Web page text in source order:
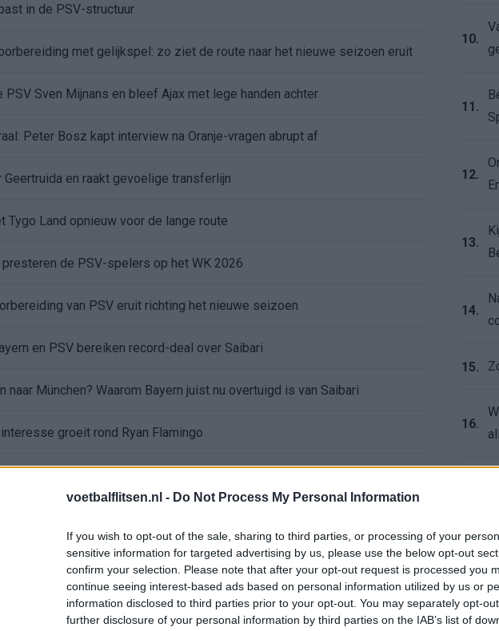
voetbalflitsen.nl - Do Not Process My Personal Information
If you wish to opt-out of the sale, sharing to third parties, or processing of your
sensitive information for targeted advertising by us, please use the below opt-out
confirm your selection. Please note that after your opt-out request is processed you
continue seeing interest-based ads based on personal information utilized by us or
information disclosed to third parties prior to your opt-out. You may separately opt-
further disclosure of your personal information by third parties on the IAB’s list of
in de PSV-structuur
met gelijkspel: zo ziet de route naar het nieuwe seizoen eruit
PSV Sven Mijnans en bleef Ajax met lege handen achter
Peter Bosz kapt interview na Oranje-vragen abrupt af
Geertruida en raakt gevoelige transferlijn
Tygo Land opnieuw voor de lange route
de PSV-spelers op het WK 2026
van PSV eruit richting het nieuwe seizoen
en PSV bereiken record-deal over Saibari
naar München? Waarom Bayern juist nu overtuigd is van Saibari
groeit rond Ryan Flamingo
speelrondes meer in 26/27: dit is het plan van de Eredivisie
voor Mats Rots: miljoenentransfer legt probleem voor Eredivisie-top bloot
speeldata van het Eredivisie-seizoen 2026/27
bij stuk in Saibari-deal en dwingt Bayern tot alternatief plan
10.
11.
12.
13.
14.
15.
16.
18.